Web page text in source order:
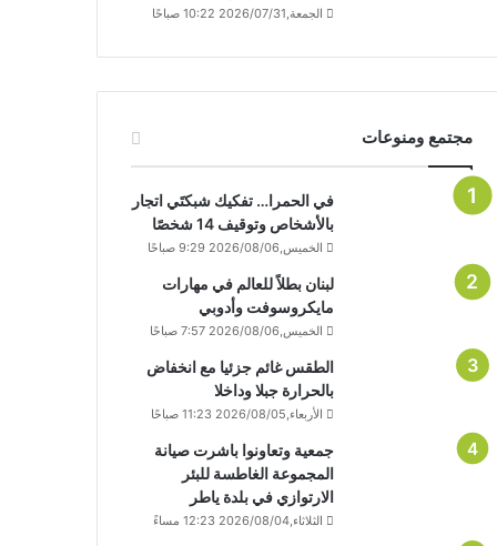
الجمعة,2026/07/31 10:22 صباحًا
مجتمع ومنوعات
في الحمرا… تفكيك شبكتَي اتجار
بالأشخاص وتوقيف 14 شخصًا
الخميس,2026/08/06 9:29 صباحًا
لبنان بطلاً للعالم في مهارات
مايكروسوفت وأدوبي
الخميس,2026/08/06 7:57 صباحًا
الطقس غائم جزئيا مع انخفاض
بالحرارة جبلا وداخلا
الأربعاء,2026/08/05 11:23 صباحًا
جمعية وتعاونوا باشرت صيانة
المجموعة الغاطسة للبئر
الارتوازي في بلدة ياطر
الثلاثاء,2026/08/04 12:23 مساءً